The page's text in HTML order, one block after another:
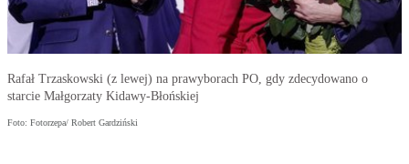
Rafał Trzaskowski (z lewej) na prawyborach PO, gdy zdecydowano o
starcie Małgorzaty Kidawy-Błońskiej
Foto: Fotorzepa/ Robert Gardziński